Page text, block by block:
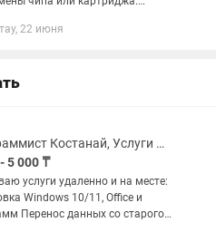
107A / 107R - 8 000 тг. HP
22 июня
Программист Костанай, Услуги Программиста 24/7, ворд , office,windows и тд
5 000 ₸
услуги удаленно и на месте:
Windows 10/11, Office и
Перенос данных со старого